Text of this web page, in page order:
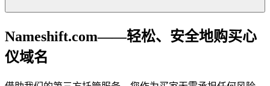
Nameshift.com——轻松、安全地购买心
仪域名